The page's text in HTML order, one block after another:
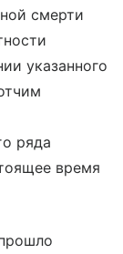
смерти
указанного
ряда
время